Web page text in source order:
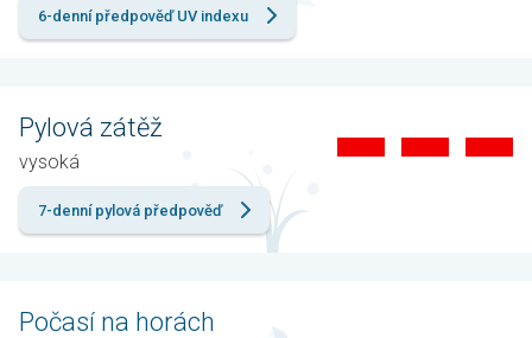
6-denní předpověď UV indexu
Pylová zátěž
vysoká
7-denní pylová předpověď
Počasí na horách